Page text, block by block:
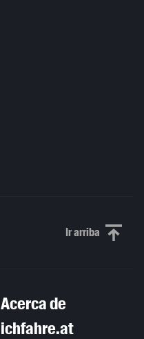
Ir arribaScroll to
Acerca de
ichfahre.at